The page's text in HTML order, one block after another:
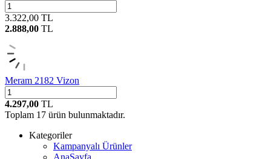
3.322,00 TL
2.888,00 TL
Meram 2182 Vizon
4.297,00 TL
Toplam 17 ürün bulunmaktadır.
Kategoriler
Kampanyalı Ürünler
AnaSayfa